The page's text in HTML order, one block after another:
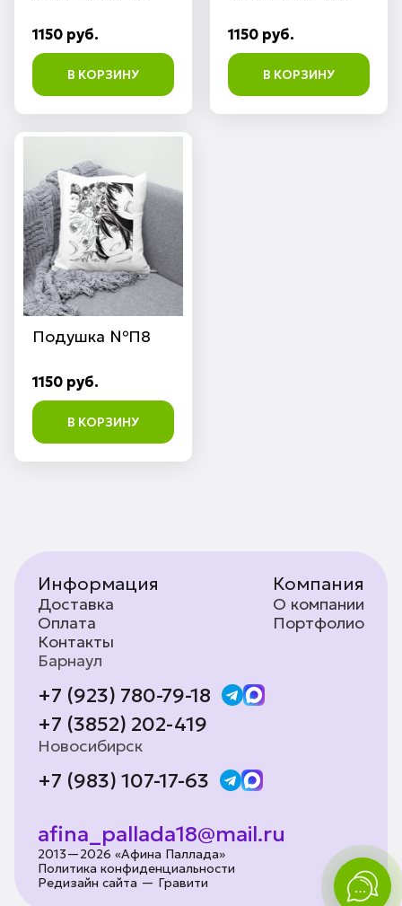
1150 руб.
В КОРЗИНУ
1150 руб.
В КОРЗИНУ
Подушка №П8
1150 руб.
В КОРЗИНУ
Информация
Доставка
Оплата
Контакты
Компания
О компании
Портфолио
Барнаул
+7 (923) 780-79-18
+7 (3852) 202-419
Новосибирск
+7 (983) 107-17-63
afina_pallada18@mail.ru
2013—2026 «Афина Паллада»
Политика конфиденциальности
Редизайн сайта — Гравити